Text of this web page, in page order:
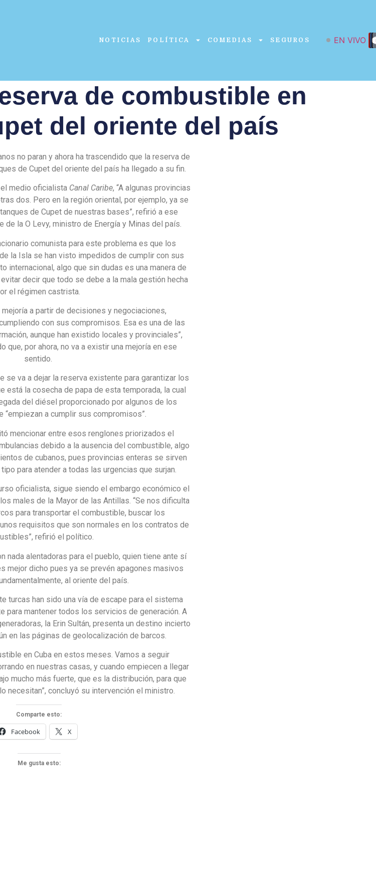
NOTICIAS POLÍTICA COMEDIAS SEGUROS EN VIVO
de combustible en
del oriente del país
no paran y ahora ha trascendido que la reserva de
de Cupet del oriente del país ha llegado a su fin.
medio oficialista Canal Caribe, “A algunas provincias
dos. Pero en la región oriental, por ejemplo, ya se
de Cupet de nuestras bases”, refirió a ese
de la O Levy, ministro de Energía y Minas del país.
comunista para este problema es que los
la Isla se han visto impedidos de cumplir con sus
internacional, algo que sin dudas es una manera de
decir que todo se debe a la mala gestión hecha
el régimen castrista.
mejoría a partir de decisiones y negociaciones,
con sus compromisos. Esa es una de las
aunque han existido locales y provinciales”,
que, por ahora, no va a existir una mejoría en ese
sentido.
se va a dejar la reserva existente para garantizar los
está la cosecha de papa de esta temporada, la cual
del diésel proporcionado por algunos de los
“empiezan a cumplir sus compromisos”.
mencionar entre esos renglones priorizados el
debido a la ausencia del combustible, algo
de cubanos, pues provincias enteras se sirven
para atender a todas las urgencias que surjan.
oficialista, sigue siendo el embargo económico el
males de la Mayor de las Antillas. “Se nos dificulta
para transportar el combustible, buscar los
requisitos que son normales en los contratos de
refirió el político.
nada alentadoras para el pueblo, quien tiene ante sí
mejor dicho pues ya se prevén apagones masivos
al oriente del país.
turcas han sido una vía de escape para el sistema
para mantener todos los servicios de generación. A
la Erin Sultán, presenta un destino incierto
en las páginas de geolocalización de barcos.
en Cuba en estos meses. Vamos a seguir
en nuestras casas, y cuando empiecen a llegar
mucho más fuerte, que es la distribución, para que
necesitan”, concluyó su intervención el ministro.
Comparte esto:
Facebook X
Me gusta esto: